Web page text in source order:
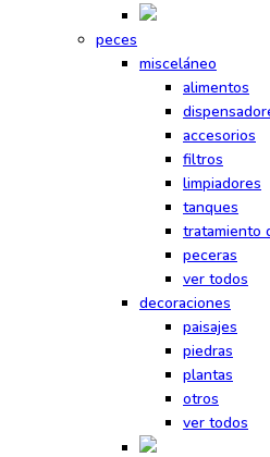
peces
misceláneo
alimentos
accesorios
filtros
limpiadores
tanques
tratamiento
peceras
ver todos
decoraciones
paisajes
piedras
plantas
otros
ver todos